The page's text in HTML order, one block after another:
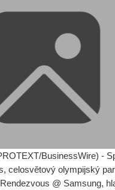
BusinessWire) -
celosvětový olympijský
@ Samsung,